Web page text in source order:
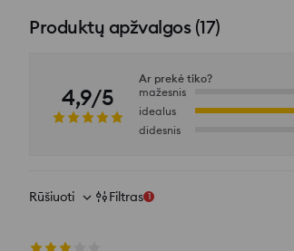
Produktų apžvalgos(17)
4,9/5
Ar prekė tiko?
mažesnis
idealus
didesnis
Rūšiuoti Filtras 1